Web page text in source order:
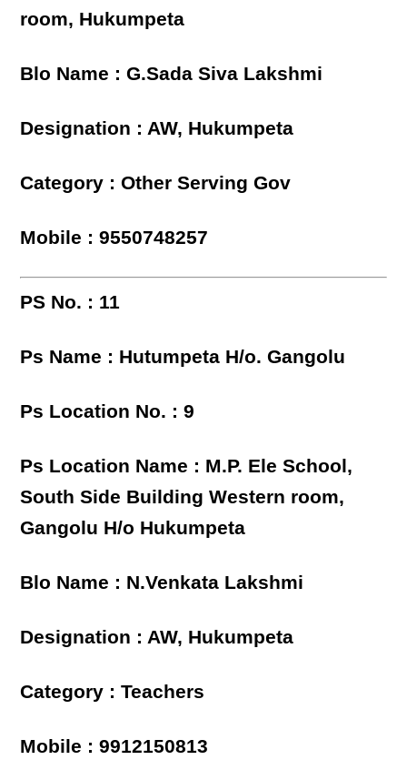
room, Hukumpeta
Blo Name : G.Sada Siva Lakshmi
Designation : AW, Hukumpeta
Category : Other Serving Gov
Mobile : 9550748257
PS No. : 11
Ps Name : Hutumpeta H/o. Gangolu
Ps Location No. : 9
Ps Location Name : M.P. Ele School,
South Side Building Western room,
Gangolu H/o Hukumpeta
Blo Name : N.Venkata Lakshmi
Designation : AW, Hukumpeta
Category : Teachers
Mobile : 9912150813